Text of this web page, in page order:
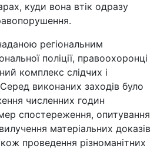
куди вона втік одразу
регіональним
поліції, правоохоронці
комплекс слідчих і
виконаних заходів було
численних годин
спостереження, опитування
матеріальних доказів
проведення різноманітних